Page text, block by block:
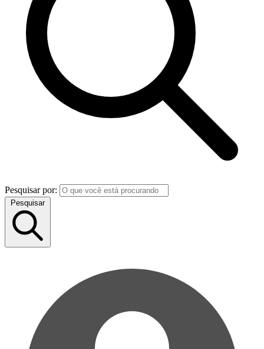
Pesquisar por:
Pesquisar